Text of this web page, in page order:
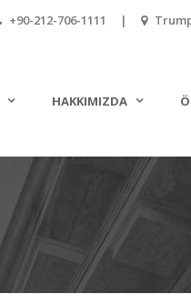
+90-212-706-1111 |
HAKKIMIZDA